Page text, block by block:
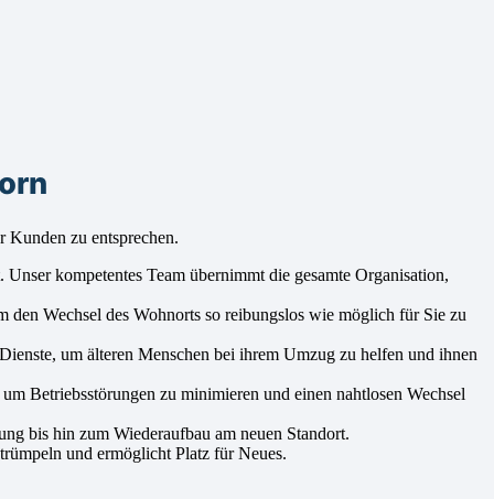
Kunden zu entsprechen.
kompetentes Team übernimmt die gesamte Organisation,
Wechsel des Wohnorts so reibungslos wie möglich für Sie zu
um älteren Menschen bei ihrem Umzug zu helfen und ihnen
Betriebsstörungen zu minimieren und einen nahtlosen Wechsel
bis hin zum Wiederaufbau am neuen Standort.
und ermöglicht Platz für Neues.